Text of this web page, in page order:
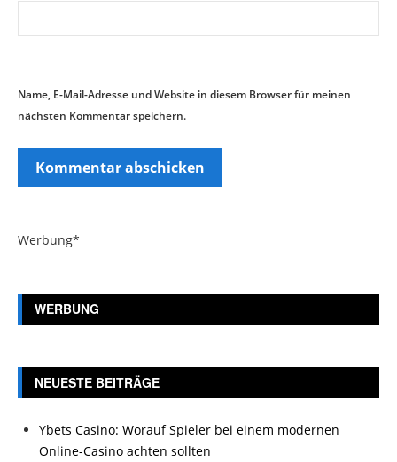
Name, E-Mail-Adresse und Website in diesem Browser für meinen
nächsten Kommentar speichern.
Werbung*
WERBUNG
NEUESTE BEITRÄGE
Ybets Casino: Worauf Spieler bei einem modernen
Online-Casino achten sollten